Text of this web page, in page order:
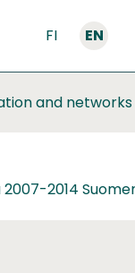
FI EN
and networks
2014